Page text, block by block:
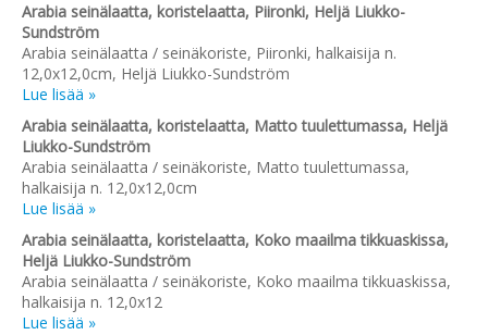
Arabia seinälaatta, koristelaatta, Piironki, Heljä Liukko-
Sundström
Arabia seinälaatta / seinäkoriste, Piironki, halkaisija n.
12,0x12,0cm, Heljä Liukko-Sundström
Lue lisää »
Arabia seinälaatta, koristelaatta, Matto tuulettumassa, Heljä
Liukko-Sundström
Arabia seinälaatta / seinäkoriste, Matto tuulettumassa,
halkaisija n. 12,0x12,0cm
Lue lisää »
Arabia seinälaatta, koristelaatta, Koko maailma tikkuaskissa,
Heljä Liukko-Sundström
Arabia seinälaatta / seinäkoriste, Koko maailma tikkuaskissa,
halkaisija n. 12,0x12
Lue lisää »